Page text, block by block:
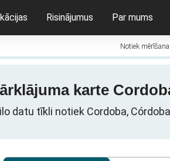
Risinājumus Par mums
Notiek mērīšana
karte
datu tīkli notiek Cordoba,